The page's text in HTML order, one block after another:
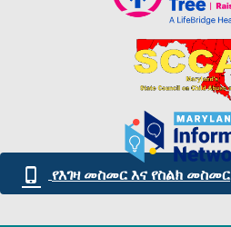
የእገዛ መስመር እና የስልክ መስመር